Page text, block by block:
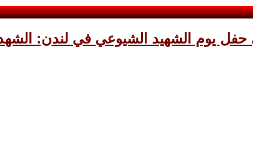
يوم الشهيد الشيوعي في لندن: